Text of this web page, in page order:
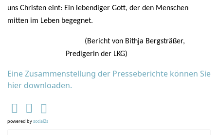
uns Christen eint: Ein lebendiger Gott, der den Menschen
mitten im Leben begegnet.
(Bericht von Bithja Bergsträßer,
Predigerin der LKG)
Eine Zusammenstellung der Presseberichte können Sie
hier downloaden.
powered bysocial2s